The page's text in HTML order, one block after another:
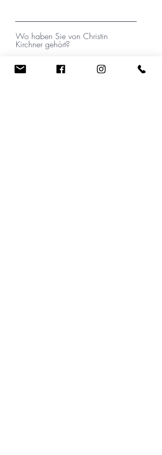
Wo haben Sie von Christin
Kirchner gehört?